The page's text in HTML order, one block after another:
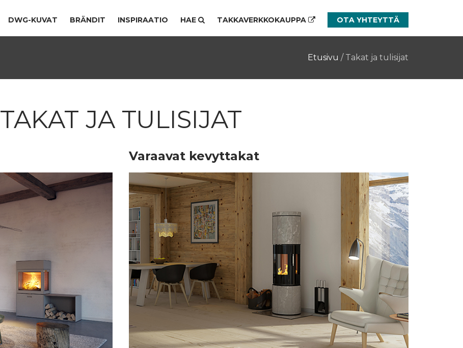
DWG-KUVAT BRÄNDIT INSPIRAATIO HAE TAKKAVERKKOKAUPPA OTA YHTEYTTÄ
Etusivu / Takat ja tulisijat
TAKAT JA TULISIJAT
Varaavat kevyttakat